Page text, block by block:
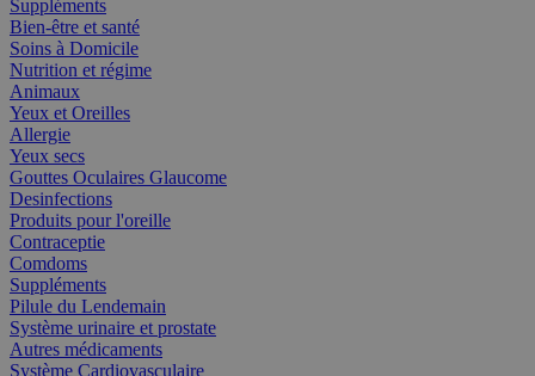
Suppléments
Bien-être et santé
Soins à Domicile
Nutrition et régime
Animaux
Yeux et Oreilles
Allergie
Yeux secs
Gouttes Oculaires Glaucome
Desinfections
Produits pour l'oreille
Contraceptie
Comdoms
Suppléments
Pilule du Lendemain
Système urinaire et prostate
Autres médicaments
Système Cardiovasculaire